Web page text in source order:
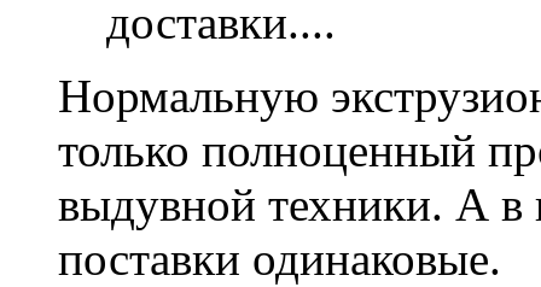
доставки....
Нормальную
только полноценный
выдувной техники. А в
поставки одинаковые.